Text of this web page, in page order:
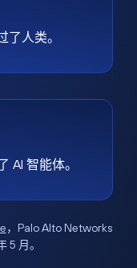
了人类。
AI 智能体。
，Palo Alto Networks
5 月。